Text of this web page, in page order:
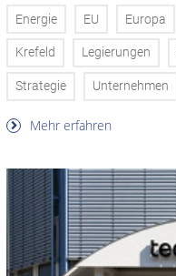
Energie EU Europa
Krefeld Legierungen
Strategie Unternehmen
Mehr erfahren